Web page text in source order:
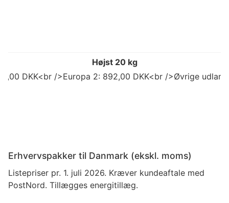
Højst 20 kg
DKK<br />Europa 2: 892,00 DKK<br />Øvrige
Erhvervspakker til Danmark (ekskl. moms)
Listepriser pr. 1. juli 2026. Kræver kundeaftale med
PostNord. Tillægges energitillæg.